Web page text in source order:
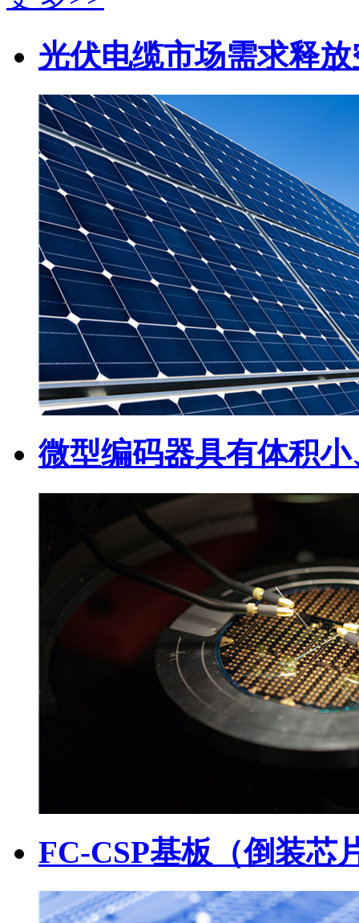
光伏电缆市场需求释
微型编码器具有体积
FC-CSP基板（倒装芯